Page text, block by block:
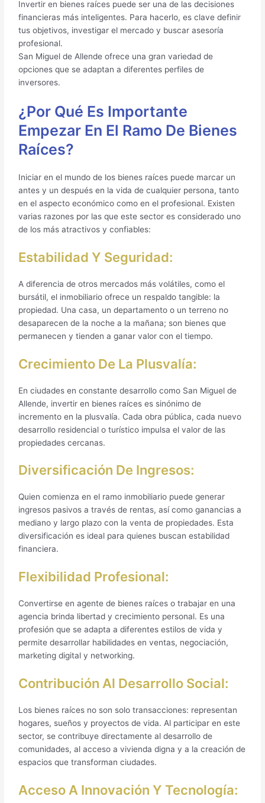
Invertir en bienes raíces puede ser una de las decisiones
financieras más inteligentes. Para hacerlo, es clave definir
tus objetivos, investigar el mercado y buscar asesoría
profesional.
San Miguel de Allende ofrece una gran variedad de
opciones que se adaptan a diferentes perfiles de
inversores.
¿Por Qué Es Importante
Empezar En El Ramo De Bienes
Raíces?
Iniciar en el mundo de los bienes raíces puede marcar un
antes y un después en la vida de cualquier persona, tanto
en el aspecto económico como en el profesional. Existen
varias razones por las que este sector es considerado uno
de los más atractivos y confiables:
Estabilidad Y Seguridad:
A diferencia de otros mercados más volátiles, como el
bursátil, el inmobiliario ofrece un respaldo tangible: la
propiedad. Una casa, un departamento o un terreno no
desaparecen de la noche a la mañana; son bienes que
permanecen y tienden a ganar valor con el tiempo.
Crecimiento De La Plusvalía:
En ciudades en constante desarrollo como San Miguel de
Allende, invertir en bienes raíces es sinónimo de
incremento en la plusvalía. Cada obra pública, cada nuevo
desarrollo residencial o turístico impulsa el valor de las
propiedades cercanas.
Diversificación De Ingresos:
Quien comienza en el ramo inmobiliario puede generar
ingresos pasivos a través de rentas, así como ganancias a
mediano y largo plazo con la venta de propiedades. Esta
diversificación es ideal para quienes buscan estabilidad
financiera.
Flexibilidad Profesional:
Convertirse en agente de bienes raíces o trabajar en una
agencia brinda libertad y crecimiento personal. Es una
profesión que se adapta a diferentes estilos de vida y
permite desarrollar habilidades en ventas, negociación,
marketing digital y networking.
Contribución Al Desarrollo Social:
Los bienes raíces no son solo transacciones: representan
hogares, sueños y proyectos de vida. Al participar en este
sector, se contribuye directamente al desarrollo de
comunidades, al acceso a vivienda digna y a la creación de
espacios que transforman ciudades.
Acceso A Innovación Y Tecnología: